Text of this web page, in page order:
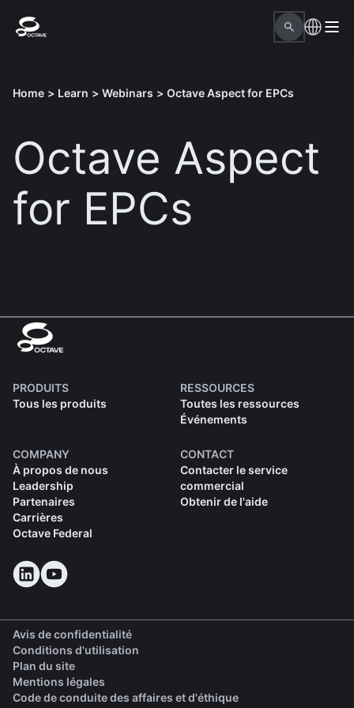
Home > Learn > Webinars > Octave Aspect for EPCs
Octave Aspect
for EPCs
PRODUITS
Tous les produits
RESSOURCES
Toutes les ressources
Événements
COMPANY
À propos de nous
Leadership
Partenaires
Carrières
Octave Federal
CONTACT
Contacter le service
commercial
Obtenir de l'aide
Avis de confidentialité
Conditions d'utilisation
Plan du site
Mentions légales
Code de conduite des affaires et d'éthique(opens in a new tab)